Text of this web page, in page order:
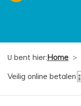
U bent hier:Home >
Veilig online betalen